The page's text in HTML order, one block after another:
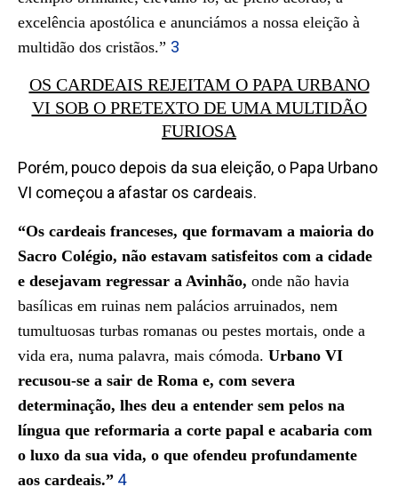
excelência apostólica e anunciámos a nossa eleição à
multidão dos cristãos.” 3
OS CARDEAIS REJEITAM O PAPA URBANO
VI SOB O PRETEXTO DE UMA MULTIDÃO
FURIOSA
Porém, pouco depois da sua eleição, o Papa Urbano
VI começou a afastar os cardeais.
“Os cardeais franceses, que formavam a maioria do
Sacro Colégio, não estavam satisfeitos com a cidade
e desejavam regressar a Avinhão, onde não havia
basílicas em ruinas nem palácios arruinados, nem
tumultuosas turbas romanas ou pestes mortais, onde a
vida era, numa palavra, mais cómoda. Urbano VI
recusou-se a sair de Roma e, com severa
determinação, lhes deu a entender sem pelos na
língua que reformaria a corte papal e acabaria com
o luxo da sua vida, o que ofendeu profundamente
aos cardeais.” 4